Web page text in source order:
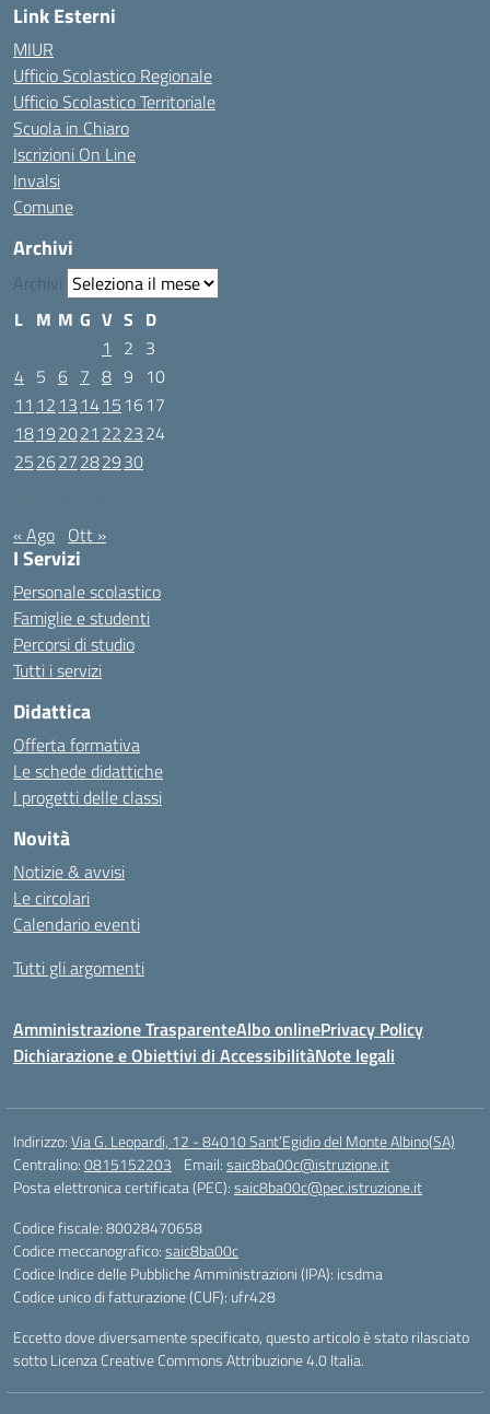
Link Esterni
MIUR
Ufficio Scolastico Regionale
Ufficio Scolastico Territoriale
Scuola in Chiaro
Iscrizioni On Line
Invalsi
Comune
Archivi
Archivi
L M M G V S D
1
2 3
4 5 6 7 8 9 10
11 12 13 1415 1617
18192021 222324
252627282930
« Ago Ott »
I Servizi
Personale scolastico
Famiglie e studenti
Percorsi di studio
Tutti i servizi
Didattica
Offerta formativa
Le schede didattiche
I progetti delle classi
Novità
Notizie & avvisi
Le circolari
Calendario eventi
Tutti gli argomenti
Amministrazione TrasparenteAlbo onlinePrivacy Policy
Dichiarazione e Obiettivi di AccessibilitàNote legali
Indirizzo:Via G. Leopardi, 12 - 84010 Sant’Egidio del Monte Albino(SA)
Centralino:0815152203 Email:saic8ba00c@istruzione.it
Posta elettronica certificata (PEC):saic8ba00c@pec.istruzione.it
Codice fiscale: 80028470658
Codice meccanografico:saic8ba00c
Codice Indice delle Pubbliche Amministrazioni (IPA): icsdma
Codice unico di fatturazione (CUF): ufr428
Eccetto dove diversamente specificato, questo articolo è stato rilasciato
sotto Licenza Creative Commons Attribuzione 4.0 Italia.